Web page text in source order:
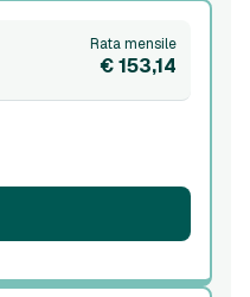
Rata mensile
€ 153,14